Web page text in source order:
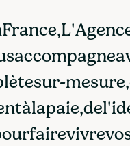
France,L'Agenc
saccompagnea
lètesur-mesure,
ntàlapaie,del'id
ourfairevivrevo